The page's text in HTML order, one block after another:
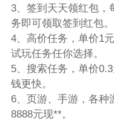
3、签到天天领红包，
务即可领取签到红包。
4、高价任务，单价1
试玩任务任你选择。
5、搜索任务，单价
钱更快。
6、页游、手游，各种
8888元现**。